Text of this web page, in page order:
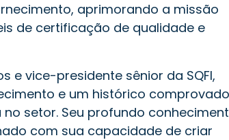
aprimorando a missão
de certificação de qualidade e
e vice-presidente sênior da SQFI,
e um histórico comprovado
setor. Seu profundo
com sua capacidade de criar